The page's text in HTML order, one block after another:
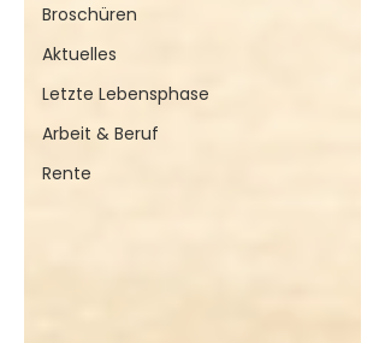
Broschüren
Aktuelles
Letzte Lebensphase
Arbeit & Beruf
Rente